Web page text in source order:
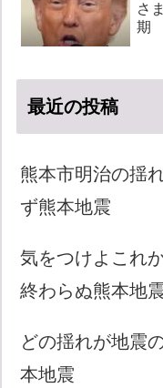
さ
期
最近の投稿
熊本市明治の揺
ず熊本地震
気をつけよこれ
終わらぬ熊本地
どの揺れが地震
本地震